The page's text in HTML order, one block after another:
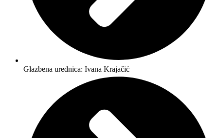
Glazbena urednica: Ivana Krajačić